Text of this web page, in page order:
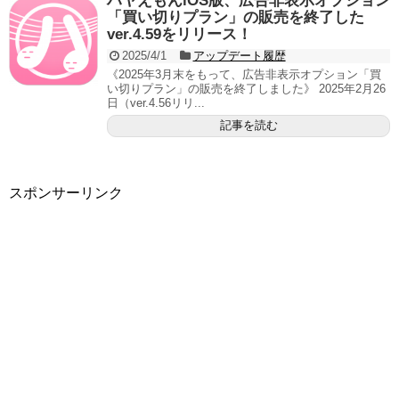
「買い切りプラン」の販売を終了した
ver.4.59をリリース！
2025/4/1
アップデート履歴
《2025年3月末をもって、広告非表示オプション「買
い切りプラン」の販売を終了しました》 2025年2月26
日（ver.4.56リリ...
記事を読む
スポンサーリンク